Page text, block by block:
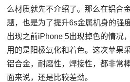
么材质就先不介绍了。那么在铝合
题，也是为了提升6s金属机身的强
出现之前iPhone 5出现掉色的情况
用的是阳极氧化和着色。这次苹果
铝合金，耐磨性，焊接性，都非常
面来说，还是比较差劲。